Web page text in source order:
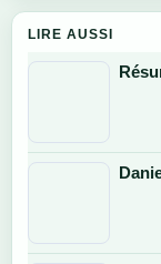
LIRE AUSSI